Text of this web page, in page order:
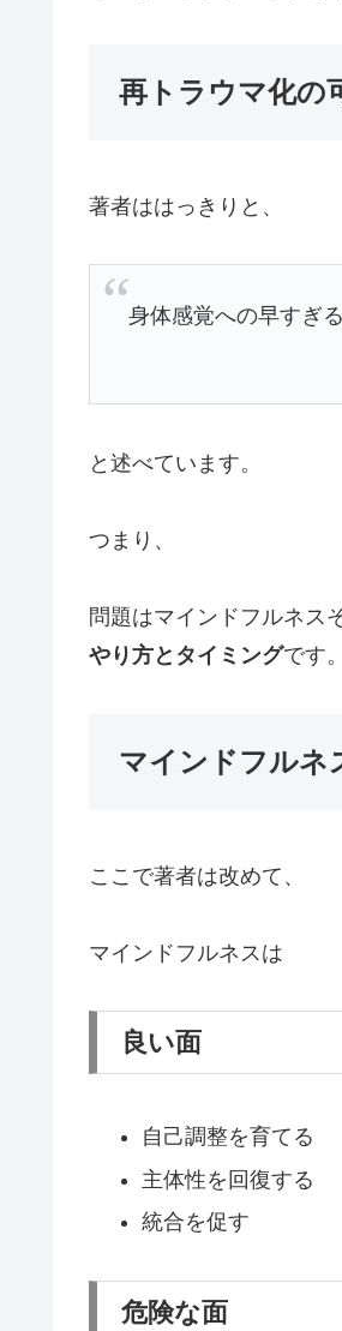
再トラウマ化の
著者ははっきりと、
身体感覚への早すぎ
と述べています。
つまり、
問題はマインドフルネス
やり方とタイミングです。
マインドフルネ
ここで著者は改めて、
マインドフルネスは
良い面
自己調整を育てる
主体性を回復する
統合を促す
危険な面